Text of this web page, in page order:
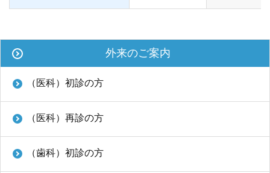
内視鏡外科手術
最新の歯科治療
関連リンク
サイトポリシー
外来のご案内
（医科）初診の方
（医科）再診の方
（歯科）初診の方